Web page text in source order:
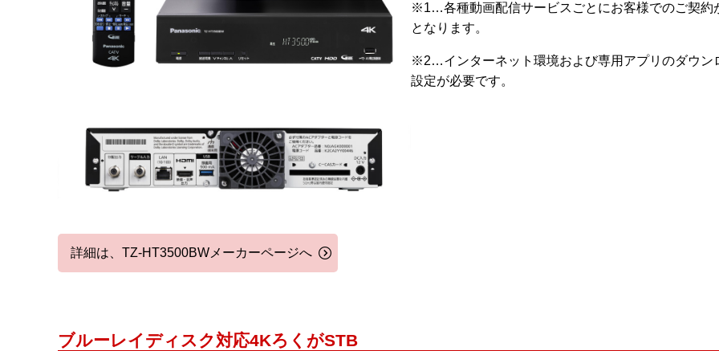
※1…各種動画配信サービスごとにお客様でのご契約
となります。
※2…インターネット環境および専用アプリのダウン
設定が必要です。
詳細は、TZ-HT3500BWメーカーページへ
ブルーレイディスク対応4KろくがSTB